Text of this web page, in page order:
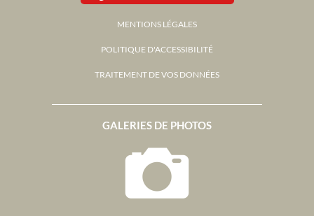
GALERIES DE PHOTOS
MENTIONS LÉGALES
POLITIQUE D'ACCESSIBILITÉ
TRAITEMENT DE VOS DONNÉES